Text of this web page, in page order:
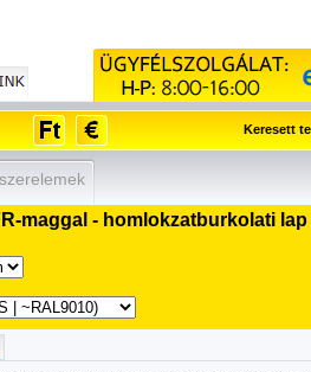
Keresett
maggal - homlokzatburkolati